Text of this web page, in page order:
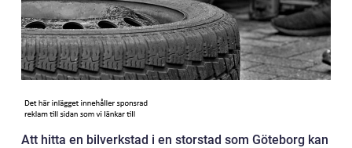
Att hitta en bilverkstad i en storstad som Göteborg kan